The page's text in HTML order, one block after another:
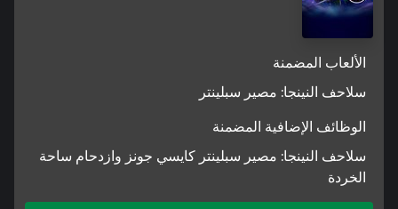
الألعاب المضمنة
سلاحف النينجا: مصير سبلينتر
الوظائف الإضافية المضمنة
سلاحف النينجا: مصير سبلينتر كايسي جونز وازدحام ساحة
الخردة